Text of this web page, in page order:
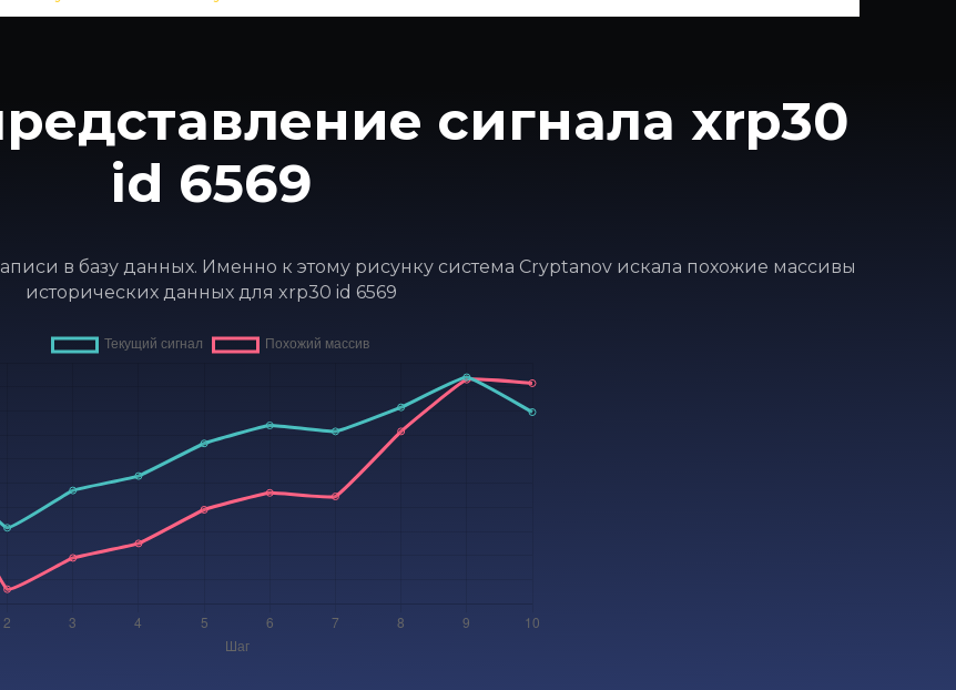
сигнала xrp30
id 6569
в базу данных. Именно к этому рисунку система Cryptanov искала похожие массивы
исторических данных для xrp30 id 6569